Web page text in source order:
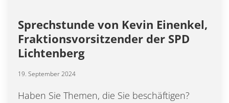
Sprechstunde von Kevin Einenkel,
Fraktionsvorsitzender der SPD
Lichtenberg
19. September 2024
Haben Sie Themen, die Sie beschäftigen?